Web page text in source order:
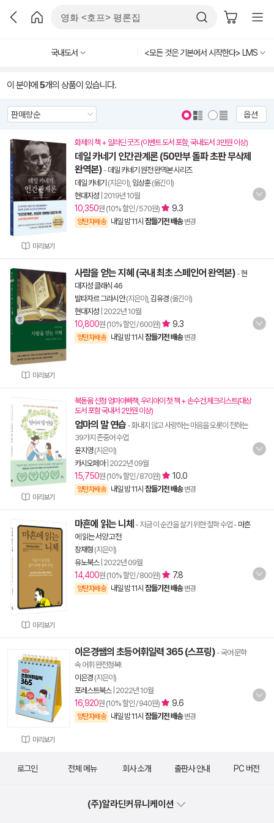
국내도서 <모든 것은 기본에서 시작한다> LMS
이 분야에 5개의 상품이 있습니다.
옵션
미리보기
화제의 책 + 알라딘 굿즈 (이벤트 도서 포함, 국내도서 3만원 이상)
데일 카네기 인간관계론 (50만부 돌파 초판 무삭제
완역본) - 데일 카네기 원전 완역본 시리즈
데일 카네기 (지은이), 임상훈(옮긴이)
현대지성 2019년 10월
10,350원 (10% 할인 / 570원) 9.3
양탄자배송 내일 밤 11시 잠들기전 배송 변경
미리보기
사람을 얻는 지혜 (국내 최초 스페인어 완역본) -현
대지성 클래식 46
발타자르 그라시안(지은이), 김유경 (옮긴이)
현대지성 2022년 10월
10,800원 (10% 할인 / 600원) 9.3
양탄자배송 내일 밤 11시 잠들기전 배송 변경
미리보기
북돋움 선정 엄마아빠책, 우리아이 첫 책 + 손수건.체크리스트(대상
도서 포함 국내서 2만원 이상)
엄마의 말 연습 - 화내지 않고 사랑하는 마음을 오롯이 전하는
39가지 존중어 수업
윤지영(지은이)
카시오페아| 2022년 09월
15,750원 (10% 할인 / 870원) 10.0
양탄자배송 내일 밤 11시 잠들기전 배송 변경
미리보기
마흔에 읽는 니체 - 지금 이 순간을 살기 위한 철학 수업 - 마흔
에 읽는 서양 고전
장재형 (지은이)
유노북스| 2022년 09월
14,400원 (10% 할인 / 800원) 7.8
양탄자배송 내일 밤 11시 잠들기전 배송 변경
미리보기
이은경쌤의 초등어휘일력 365 (스프링) - 국어 문학
속 어휘 완전정복!
이은경 (지은이)
포레스트북스| 2022년 10월
16,920원 (10% 할인 / 940원) 9.6
양탄자배송 내일 밤 11시 잠들기전 배송 변경
로그인 전체 메뉴 회사 소개 출판사 안내 PC 버전
(주)알라딘커뮤니케이션